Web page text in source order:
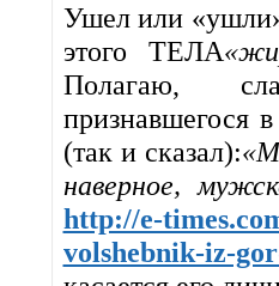
Ушел или
этого ТЕЛА
Полагаю,
признавшегося
(так и сказал):
наверное,
http://e-
volshebnik-iz-